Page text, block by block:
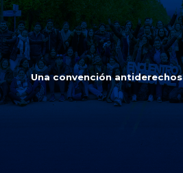
Una convención antiderechos